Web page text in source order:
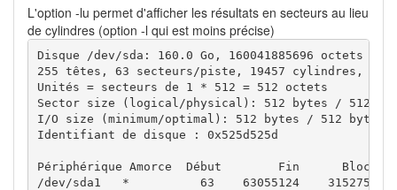
L'option -lu permet d'afficher les résultats en secteurs au lieu
de cylindres (option -l qui est moins précise)
Disque /dev/sda: 160.0 Go, 160041885696 octets
255 têtes, 63 secteurs/piste, 19457 cylindres,
Unités = secteurs de 1 * 512 = 512 octets
Sector size (logical/physical): 512 bytes / 512
I/O size (minimum/optimal): 512 bytes / 512 bytes
Identifiant de disque : 0x525d525d
Périphérique Amorce  Début        Fin      Blocs
/dev/sda1   *          63    63055124    31527531